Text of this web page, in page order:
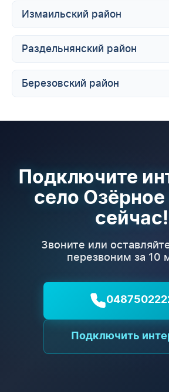
Измаильский район
Раздельнянский район
Березовский район
Подключите
село
сейчас!
Звоните или
перезвоним за 10
Подключить